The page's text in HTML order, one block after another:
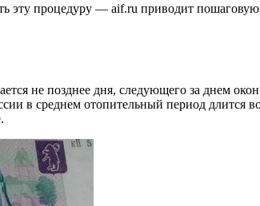
эту процедуру — aif.ru приводит
не позднее дня, следующего за днем
в среднем отопительный период длится